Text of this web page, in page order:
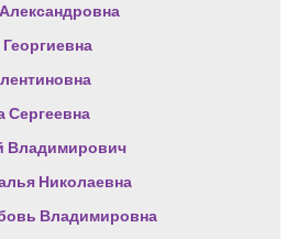
Сергеевна
Владимирович
Николаевна
Владимировна